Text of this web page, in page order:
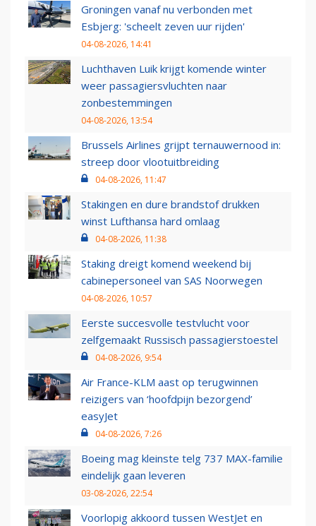
Groningen vanaf nu verbonden met
Esbjerg: 'scheelt zeven uur rijden'
04-08-2026, 14:41
Luchthaven Luik krijgt komende winter
weer passagiersvluchten naar
zonbestemmingen
04-08-2026, 13:54
Brussels Airlines grijpt ternauwernood in:
streep door vlootuitbreiding
04-08-2026, 11:47
Stakingen en dure brandstof drukken
winst Lufthansa hard omlaag
04-08-2026, 11:38
Staking dreigt komend weekend bij
cabinepersoneel van SAS Noorwegen
04-08-2026, 10:57
Eerste succesvolle testvlucht voor
zelfgemaakt Russisch passagierstoestel
04-08-2026, 9:54
Air France-KLM aast op terugwinnen
reizigers van ‘hoofdpijn bezorgend’
easyJet
04-08-2026, 7:26
Boeing mag kleinste telg 737 MAX-familie
eindelijk gaan leveren
03-08-2026, 22:54
Voorlopig akkoord tussen WestJet en